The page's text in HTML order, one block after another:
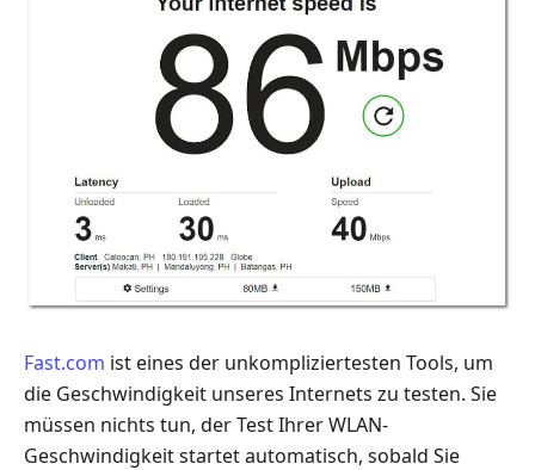
Fast.com ist eines der unkompliziertesten Tools, um
die Geschwindigkeit unseres Internets zu testen. Sie
müssen nichts tun, der Test Ihrer WLAN-
Geschwindigkeit startet automatisch, sobald Sie